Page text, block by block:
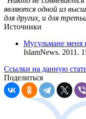
являются одной из
для других, и для
Источники
Мусульмане меня
IslamNews. 2011.
Ссылки на данную
Поделиться